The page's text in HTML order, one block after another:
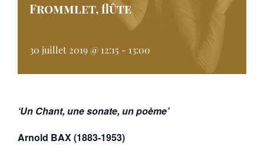
Frommlet, flûte
30 juillet 2019 @ 12:15 - 13:00
‘Un Chant, une sonate, un poème’
Arnold BAX (1883-1953)